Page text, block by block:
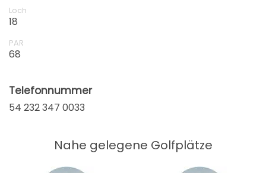
Loch
18
PAR
68
Telefonnummer
54 232 347 0033
Nahe gelegene Golfplätze